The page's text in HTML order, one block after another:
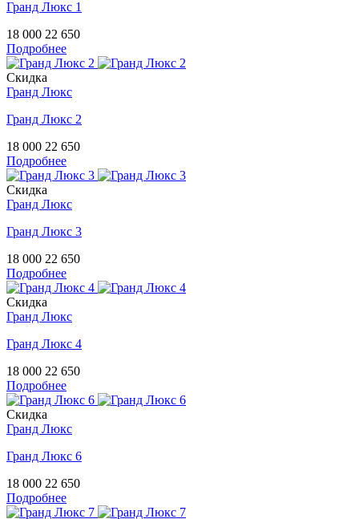
Гранд Люкс 1
18 000 22 650
Подробнее
Скидка
Гранд Люкс
Гранд Люкс 2
18 000 22 650
Подробнее
Скидка
Гранд Люкс
Гранд Люкс 3
18 000 22 650
Подробнее
Скидка
Гранд Люкс
Гранд Люкс 4
18 000 22 650
Подробнее
Скидка
Гранд Люкс
Гранд Люкс 6
18 000 22 650
Подробнее